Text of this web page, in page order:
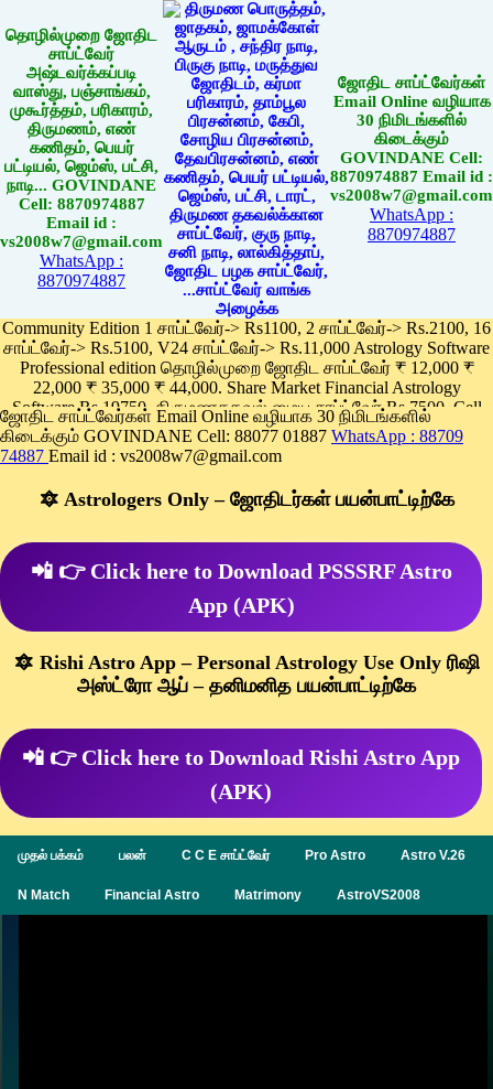
தொழில்முறை ஜோதிட
சாப்ட்வேர்
அஷ்டவர்க்கப்படி
வாஸ்து, பஞ்சாங்கம்,
முகூர்த்தம், பரிகாரம்,
திருமணம், எண்
கணிதம், பெயர்
பட்டியல், ஜெம்ஸ், பட்சி,
நாடி... GOVINDANE
Cell: 8870974887
Email id :
vs2008w7@gmail.com
WhatsApp :
8870974887
ஜோதிட சாப்ட்வேர்கள்
Email Online வழியாக
30 நிமிடங்களில்
கிடைக்கும்
GOVINDANE Cell:
8870974887 Email id :
vs2008w7@gmail.com
WhatsApp :
8870974887
Community Edition 1 சாப்ட்வேர்-> Rs1100, 2 சாப்ட்வேர்-> Rs.2100, 16
சாப்ட்வேர்-> Rs.5100, V24 சாப்ட்வேர்-> Rs.11,000 Astrology Software
Professional edition தொழில்முறை ஜோதிட சாப்ட்வேர் ₹ 12,000 ₹
22,000 ₹ 35,000 ₹ 44,000. Share Market Financial Astrology
Software Rs.19750, திருமணதகவல் மைய சாப்ட்வேர் Rs.7500, Cell
Phone App Rs. 1100
Pay online
ஜோதிட சாப்ட்வேர்கள் Email Online வழியாக 30 நிமிடங்களில்
கிடைக்கும் GOVINDANE Cell: 88077 01887 WhatsApp : 88709
74887 Email id : vs2008w7@gmail.com
🔯 Astrologers Only – ஜோதிடர்கள் பயன்பாட்டிற்கே
📲 👉 Click here to Download PSSSRF Astro
App (APK)
🔯 Rishi Astro App – Personal Astrology Use Only ரிஷி
அஸ்ட்ரோ ஆப் – தனிமனித பயன்பாட்டிற்கே
📲 👉 Click here to Download Rishi Astro App
(APK)
முதல் பக்கம் பலன் C C E சாப்ட்வேர் Pro Astro Astro V.26
N Match Financial Astro Matrimony AstroVS2008